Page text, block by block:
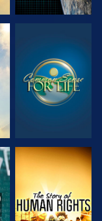
СМОТРЕТЬ
СМОТРЕТЬ